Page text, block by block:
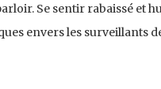
Se sentir rabaissé et
envers les surveillants